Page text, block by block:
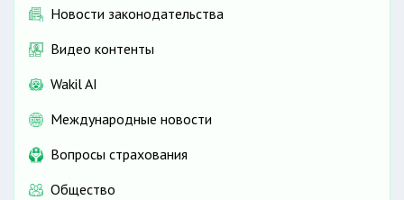
Новости законодательства
Видео контенты
Wakil AI
Международные новости
Вопросы страхования
Общество